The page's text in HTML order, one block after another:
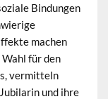
Bindungen
machen
für den
vermitteln
und ihre